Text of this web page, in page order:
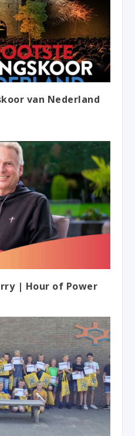
van Nederland
| Hour of Power